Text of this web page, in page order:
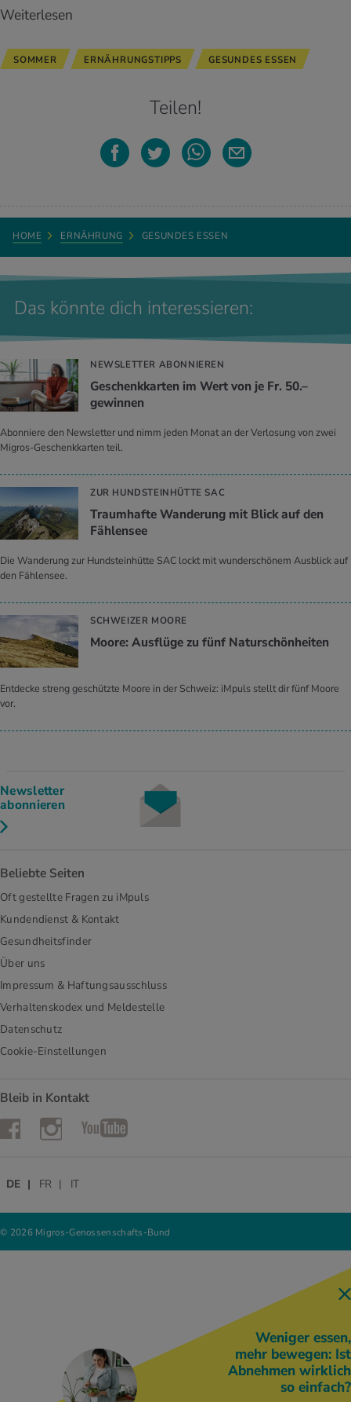
Weiterlesen
SOMMER ERNÄHRUNGSTIPPS GESUNDES ESSEN
Teilen!
HOME ERNÄHRUNG GESUNDES ESSEN
Das könnte dich interessieren:
NEWSLETTER ABONNIEREN
Geschenkkarten im Wert von je Fr. 50.–
gewinnen
Abonniere den Newsletter und nimm jeden Monat an der Verlosung von zwei
Migros-Geschenkkarten teil.
ZUR HUNDSTEINHÜTTE SAC
Traumhafte Wanderung mit Blick auf den
Fählensee
Die Wanderung zur Hundsteinhütte SAC lockt mit wunderschönem Ausblick auf
den Fählensee.
SCHWEIZER MOORE
Moore: Ausflüge zu fünf Naturschönheiten
Entdecke streng geschützte Moore in der Schweiz: iMpuls stellt dir fünf Moore
vor.
Newsletter
abonnieren
Beliebte Seiten
Oft gestellte Fragen zu iMpuls
Kundendienst & Kontakt
Gesundheitsfinder
Über uns
Impressum & Haftungsausschluss
Verhaltenskodex und Meldestelle
Datenschutz
Cookie-Einstellungen
Bleib in Kontakt
FacebookInstagramYouTube
© 2026 Migros-Genossenschafts-Bund
DE FR IT
Weniger essen,
mehr bewegen: Ist
Abnehmen wirklich
so einfach?